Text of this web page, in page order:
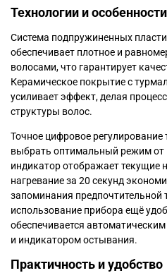
Технологии и особенности
Система подпружиненных
обеспечивает плотное и
волосами, что гарантирует
Керамическое покрытие с
усиливает эффект, делая
структуры волос.
Точное цифровое
выбрать оптимальный режим от
индикатор отображает текущие
нагревание за 20 секунд
запоминания предпочтительной
использование прибора ещё
обеспечивается
и индикатором остывания.
Практичность и удобство